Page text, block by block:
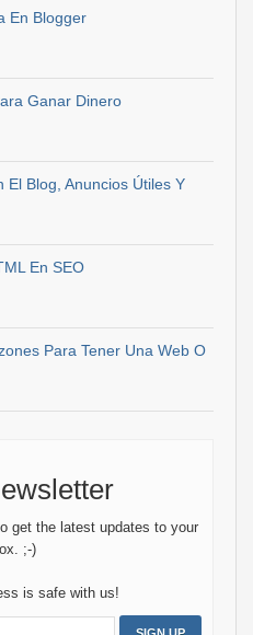
En Blogger
Ganar Dinero
El Blog, Anuncios Útiles Y
En SEO
Para Tener Una Web O
get the latest updates to your
;-)
is safe with us!